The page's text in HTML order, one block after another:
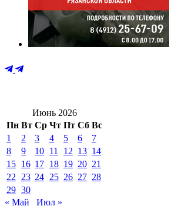
Июнь 2026
Пн Вт Ср Чт Пт Сб Вс
1
2 3 4 5 6
7
8
9 10 11 12 13 14
15 16 17 18 19 20 21
22
23 24 25 26 27 28
29 30
« Май
Июл »